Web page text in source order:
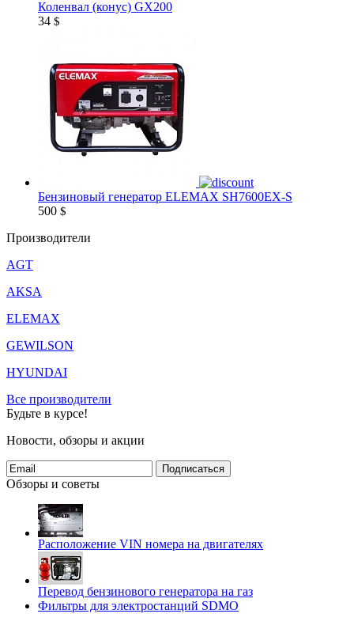
Коленвал (конус) GX200
34 $
Бензиновый генератор ELEMAX SH7600EX-S
500 $
Производители
AGT
AKSA
ELEMAX
GEWILSON
HYUNDAI
Все производители
Будьте в курсе!
Новости, обзоры и акции
Подписаться
Обзоры и советы
Расположение VIN номера на двигателях
Перевод бензинового генератора на газ
Фильтры для электростанций SDMO